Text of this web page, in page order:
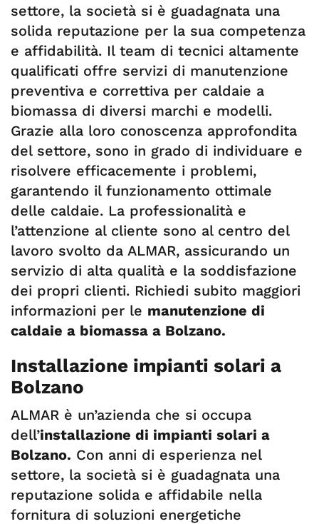
settore, la società si è guadagnata una
solida reputazione per la sua competenza
e affidabilità. Il team di tecnici altamente
qualificati offre servizi di manutenzione
preventiva e correttiva per caldaie a
biomassa di diversi marchi e modelli.
Grazie alla loro conoscenza approfondita
del settore, sono in grado di individuare e
risolvere efficacemente i problemi,
garantendo il funzionamento ottimale
delle caldaie. La professionalità e
l’attenzione al cliente sono al centro del
lavoro svolto da ALMAR, assicurando un
servizio di alta qualità e la soddisfazione
dei propri clienti. Richiedi subito maggiori
informazioni per le manutenzione di
caldaie a biomassa a Bolzano.
Installazione impianti solari a
Bolzano
ALMAR è un’azienda che si occupa
dell’installazione di impianti solari a
Bolzano. Con anni di esperienza nel
settore, la società si è guadagnata una
reputazione solida e affidabile nella
fornitura di soluzioni energetiche